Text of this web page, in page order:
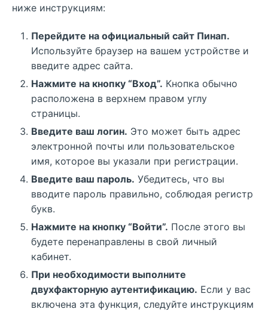
ниже инструкциям:
Перейдите на официальный сайт Пинап.
Используйте браузер на вашем устройстве и
введите адрес сайта.
Нажмите на кнопку “Вход”. Кнопка обычно
расположена в верхнем правом углу
страницы.
Введите ваш логин. Это может быть адрес
электронной почты или пользовательское
имя, которое вы указали при регистрации.
Введите ваш пароль. Убедитесь, что вы
вводите пароль правильно, соблюдая регистр
букв.
Нажмите на кнопку “Войти”. После этого вы
будете перенаправлены в свой личный
кабинет.
При необходимости выполните
двухфакторную аутентификацию. Если у вас
включена эта функция, следуйте инструкциям